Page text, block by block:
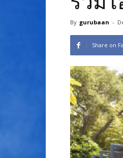
By gurubaan -
Share on